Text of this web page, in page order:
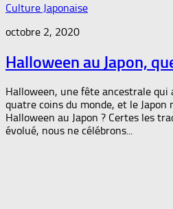
Culture Japonaise
octobre 2, 2020
Halloween au Japon,
Halloween, une fête ancestrale qui
quatre coins du monde, et le Japon
Halloween au Japon ? Certes les
évolué, nous ne célébrons...